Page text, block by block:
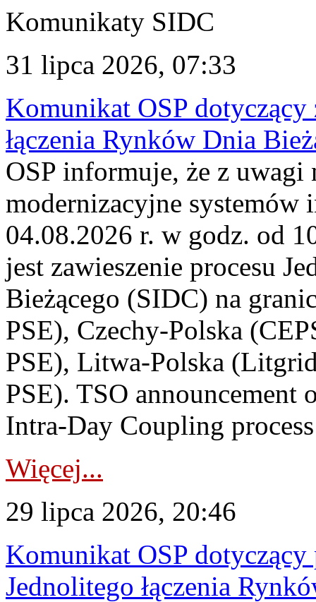
Komunikaty SIDC
31 lipca 2026, 07:33
Komunikat OSP dotyczący
łączenia Rynków Dnia
OSP informuje, że z uwagi
modernizacyjne
04.08.2026 r. w godz. od
jest zawieszenie procesu
Bieżącego (SIDC) na
PSE), Czechy-Polska
PSE), Litwa-Polska
PSE). TSO announcement
Intra-Day Coupling
Więcej...
29 lipca 2026, 20:46
Komunikat OSP
Jednolitego łączenia